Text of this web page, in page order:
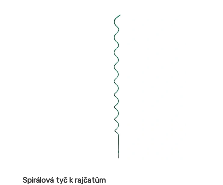
Spirálová tyč k rajčatům